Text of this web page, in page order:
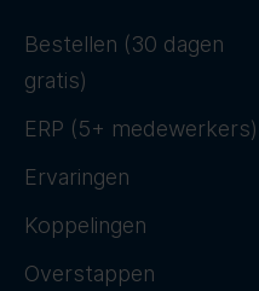
Bestellen (30 dagen
gratis)
ERP (5+ medewerkers)
Ervaringen
Koppelingen
Overstappen